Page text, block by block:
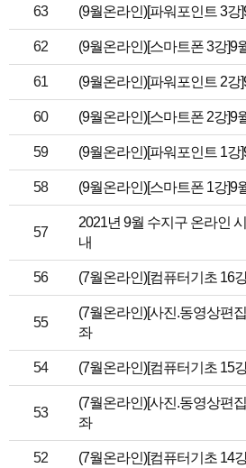
63 (9월온라인)[파워포인트 3강
62 (9월온라인)[스마트폰 3강]9
61 (9월온라인)[파워포인트 2강
60 (9월온라인)[스마트폰 2강]9
59 (9월온라인)[파워포인트 1강
58 (9월온라인)[스마트폰 1강]9
57
2021년 9월 수지구 온라인
내
56 (7월온라인)[컴퓨터기초 16
55
(7월온라인)[사진.동영상편
좌
54 (7월온라인)[컴퓨터기초 15
53
(7월온라인)[사진.동영상편
좌
52 (7월온라인)[컴퓨터기초 14